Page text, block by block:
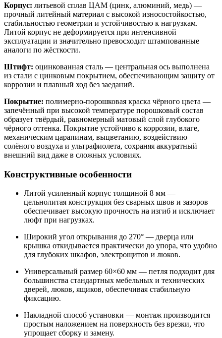
Корпус: литьевой сплав ЦАМ (цинк, алюминий, медь) —
прочный литейный материал с высокой износостойкостью,
стабильностью геометрии и устойчивостью к нагрузкам.
Литой корпус не деформируется при интенсивной
эксплуатации и значительно превосходит штампованные
аналоги по жёсткости.
Штифт: оцинкованная сталь — центральная ось выполнена
из стали с цинковым покрытием, обеспечивающим защиту от
коррозии и плавный ход без заеданий.
Покрытие: полимерно-порошковая краска чёрного цвета —
запечённый при высокой температуре порошковый состав
образует твёрдый, равномерный матовый слой глубокого
чёрного оттенка. Покрытие устойчиво к коррозии, влаге,
механическим царапинам, выцветанию, воздействию
солёного воздуха и ультрафиолета, сохраняя аккуратный
внешний вид даже в сложных условиях.
Конструктивные особенности
Литой усиленный корпус толщиной 8 мм —
цельнолитая конструкция без сварных швов и зазоров
обеспечивает высокую прочность на изгиб и исключает
люфт при нагрузках.
Широкий угол открывания до 270° — дверца или
крышка откидывается практически до упора, что удобно
для глубоких шкафов, электрощитов и люков.
Универсальный размер 60×60 мм — петля подходит для
большинства стандартных мебельных и технических
дверей, люков, ящиков, обеспечивая стабильную
фиксацию.
Накладной способ установки — монтаж производится
простым наложением на поверхность без врезки, что
упрощает сборку и замену.